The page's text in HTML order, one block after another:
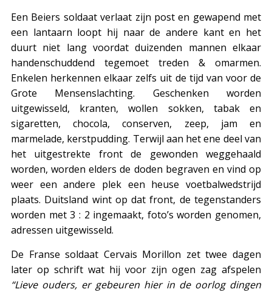
Een Beiers soldaat verlaat zijn post en gewapend met
een lantaarn loopt hij naar de andere kant en het
duurt niet lang voordat duizenden mannen elkaar
handenschuddend tegemoet treden & omarmen.
Enkelen herkennen elkaar zelfs uit de tijd van voor de
Grote Mensenslachting. Geschenken worden
uitgewisseld, kranten, wollen sokken, tabak en
sigaretten, chocola, conserven, zeep, jam en
marmelade, kerstpudding. Terwijl aan het ene deel van
het uitgestrekte front de gewonden weggehaald
worden, worden elders de doden begraven en vind op
weer een andere plek een heuse voetbalwedstrijd
plaats. Duitsland wint op dat front, de tegenstanders
worden met 3 : 2 ingemaakt, foto’s worden genomen,
adressen uitgewisseld.
De Franse soldaat Cervais Morillon zet twee dagen
later op schrift wat hij voor zijn ogen zag afspelen
“Lieve ouders, er gebeuren hier in de oorlog dingen